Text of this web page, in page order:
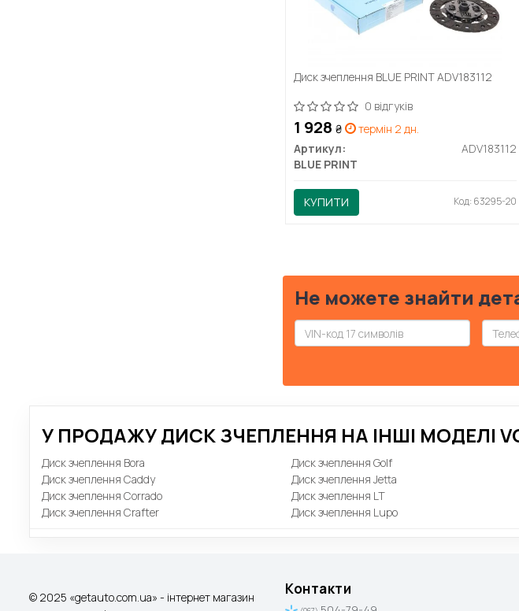
Диск зчеплення BLUE PRINT ADV183112
0 відгуків
1 928 ₴
термін 2 дн.
Артикул:
ADV183112
BLUE PRINT
КУПИТИ Код: 63295-20
Не можете знайти
У ПРОДАЖУ ДИСК ЗЧЕПЛЕННЯ НА ІНШІ МОДЕЛІ
Диск зчеплення Bora
Диск зчеплення Caddy
Диск зчеплення Corrado
Диск зчеплення Crafter
Диск зчеплення Golf
Диск зчеплення Jetta
Диск зчеплення LT
Диск зчеплення Lupo
© 2025 «getauto.com.ua» - інтернет магазин
Контакти